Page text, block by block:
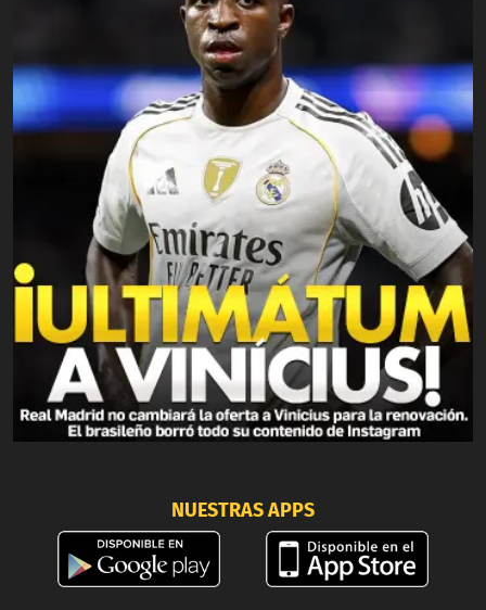
NUESTRAS APPS